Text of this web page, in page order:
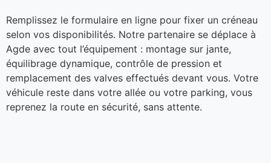
Remplissez le formulaire en ligne pour fixer un créneau
selon vos disponibilités. Notre partenaire se déplace à
Agde avec tout l’équipement : montage sur jante,
équilibrage dynamique, contrôle de pression et
remplacement des valves effectués devant vous. Votre
véhicule reste dans votre allée ou votre parking, vous
reprenez la route en sécurité, sans attente.